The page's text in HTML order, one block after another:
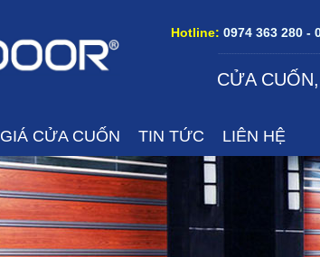
Hotline: 0974 363 280 -
CỬA CUỐN,
GIÁ CỬA CUỐN TIN TỨC LIÊN HỆ